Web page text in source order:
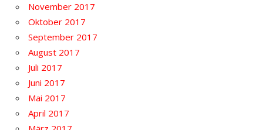
November 2017
Oktober 2017
September 2017
August 2017
Juli 2017
Juni 2017
Mai 2017
April 2017